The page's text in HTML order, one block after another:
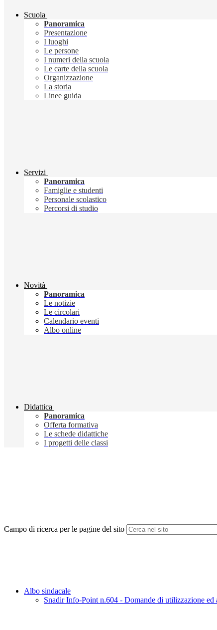
Scuola
Panoramica
Presentazione
I luoghi
Le persone
I numeri della scuola
Le carte della scuola
Organizzazione
La storia
Linee guida
Servizi
Panoramica
Famiglie e studenti
Personale scolastico
Percorsi di studio
Novità
Panoramica
Le notizie
Le circolari
Calendario eventi
Albo online
Didattica
Panoramica
Offerta formativa
Le schede didattiche
I progetti delle classi
Campo di ricerca per le pagine del sito
Albo sindacale
Snadir Info-Point n.604 - Domande di utilizzazione ed